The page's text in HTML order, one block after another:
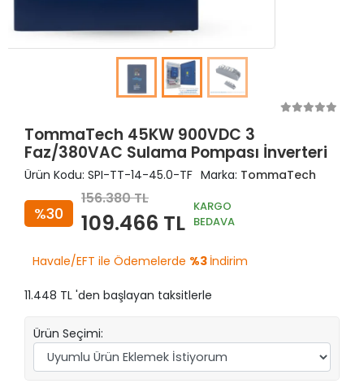
TommaTech 45KW 900VDC 3
Faz/380VAC Sulama Pompası İnverteri
Ürün Kodu: SPI-TT-14-45.0-TF Marka: TommaTech
%30
156.380 TL
109.466 TL
KARGO
BEDAVA
Havale/EFT ile Ödemelerde %3 İndirim
11.448 TL 'den başlayan taksitlerle
Ürün Seçimi: